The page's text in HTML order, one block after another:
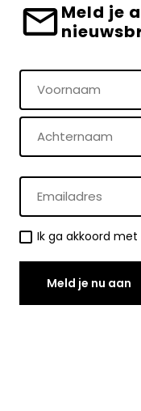
Meld je
Naam
(Vereist)
Voornaam
E-
mailadres
Toestemming
Ik ga akkoord
Meld je nu aan